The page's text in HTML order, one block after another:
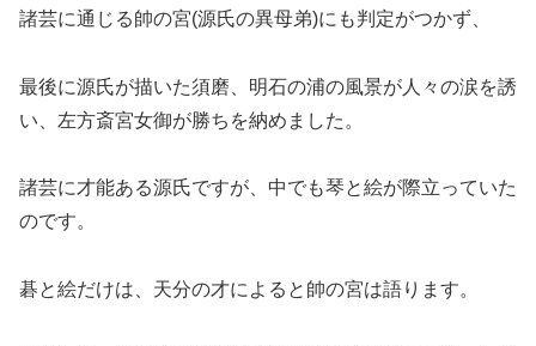
諸芸に通じる帥の宮(源氏の異母弟)にも判定がつかず、
最後に源氏が描いた須磨、明石の浦の風景が人々の涙を誘
い、左方斎宮女御が勝ちを納めました。
諸芸に才能ある源氏ですが、中でも琴と絵が際立っていた
のです。
碁と絵だけは、天分の才によると帥の宮は語ります。